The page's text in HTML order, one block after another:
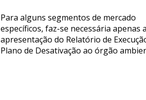
Para alguns segmentos de mercado
específicos, faz-se necessária apenas a
apresentação do Relatório de
Plano de Desativação ao órgão